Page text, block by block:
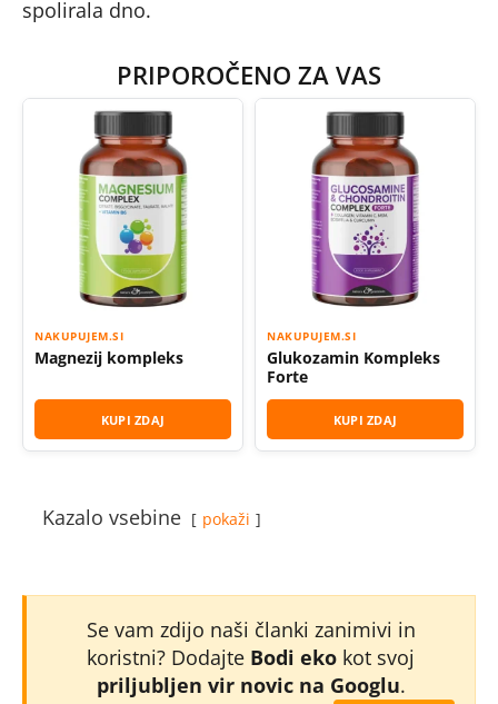
spolirala dno.
PRIPOROČENO ZA VAS
NAKUPUJEM.SI
Magnezij kompleks
KUPI ZDAJ
NAKUPUJEM.SI
Glukozamin Kompleks
Forte
KUPI ZDAJ
Kazalo vsebine pokaži
Se vam zdijo naši članki zanimivi in
koristni? Dodajte Bodi eko kot svoj
priljubljen vir novic na Googlu.